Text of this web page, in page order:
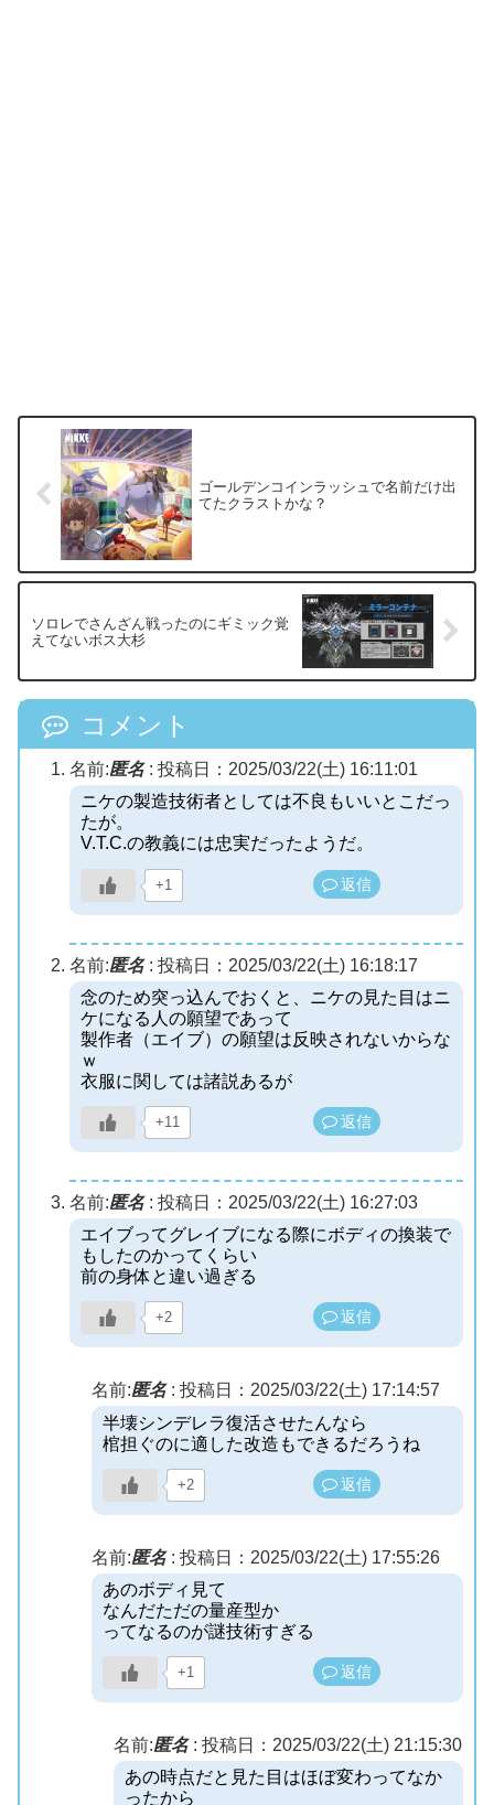
ゴールデンコインラッシュで名前だけ出
てたクラストかな？
ソロレでさんざん戦ったのにギミック覚
えてないボス大杉
コメント
名前:匿名: 投稿日：2025/03/22(土) 16:11:01
ニケの製造技術者としては不良もいいとこだっ
たが。
V.T.C.の教義には忠実だったようだ。
+1 返信
名前:匿名: 投稿日：2025/03/22(土) 16:18:17
念のため突っ込んでおくと、ニケの見た目はニ
ケになる人の願望であって
製作者（エイブ）の願望は反映されないからな
ｗ
衣服に関しては諸説あるが
+11 返信
名前:匿名: 投稿日：2025/03/22(土) 16:27:03
エイブってグレイブになる際にボディの換装で
もしたのかってくらい
前の身体と違い過ぎる
+2 返信
名前:匿名: 投稿日：2025/03/22(土) 17:14:57
半壊シンデレラ復活させたんなら
棺担ぐのに適した改造もできるだろうね
+2 返信
名前:匿名: 投稿日：2025/03/22(土) 17:55:26
あのボディ見て
なんだただの量産型か
ってなるのが謎技術すぎる
+1 返信
名前:匿名: 投稿日：2025/03/22(土) 21:15:30
あの時点だと見た目はほぼ変わってなか
ったから